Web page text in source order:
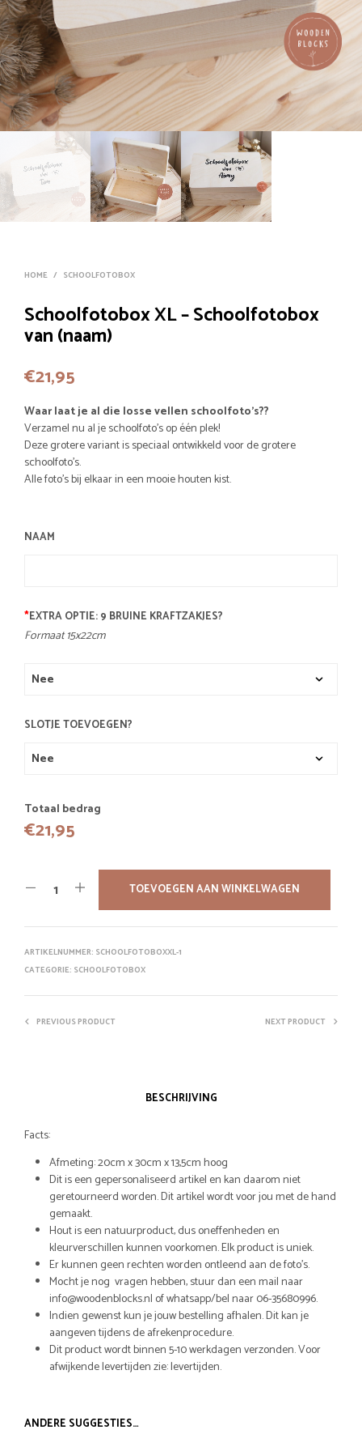
HOME / SCHOOLFOTOBOX
Schoolfotobox XL – Schoolfotobox
van (naam)
€21,95
Waar laat je al die losse vellen schoolfoto’s??
Verzamel nu al je schoolfoto’s op één plek!
Deze grotere variant is speciaal ontwikkeld voor de grotere
schoolfoto’s.
Alle foto’s bij elkaar in een mooie houten kist.
NAAM
*EXTRA OPTIE: 9 BRUINE KRAFTZAKJES?
Formaat 15x22cm
SLOTJE TOEVOEGEN?
Totaal bedrag
€21,95
TOEVOEGEN AAN WINKELWAGEN
ARTIKELNUMMER: SCHOOLFOTOBOXXL-1
CATEGORIE: SCHOOLFOTOBOX
PREVIOUS PRODUCT NEXT PRODUCT
BESCHRIJVING
Facts:
Afmeting: 20cm x 30cm x 13,5cm hoog
Dit is een gepersonaliseerd artikel en kan daarom niet
geretourneerd worden. Dit artikel wordt voor jou met de hand
gemaakt.
Hout is een natuurproduct, dus oneffenheden en
kleurverschillen kunnen voorkomen. Elk product is uniek.
Er kunnen geen rechten worden ontleend aan de foto’s.
Mocht je nog vragen hebben, stuur dan een mail naar
info@woodenblocks.nl of whatsapp/bel naar 06-35680996.
Indien gewenst kun je jouw bestelling afhalen. Dit kan je
aangeven tijdens de afrekenprocedure.
Dit product wordt binnen 5-10 werkdagen verzonden. Voor
afwijkende levertijden zie: levertijden.
ANDERE SUGGESTIES…